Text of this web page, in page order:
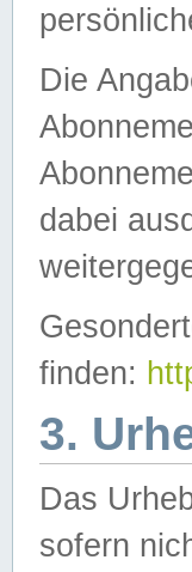
Die
dabei
finden:
3.
Das
sofern